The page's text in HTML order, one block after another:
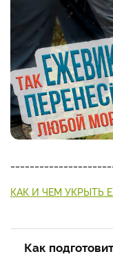
КАК И ЧЕМ УКРЫТЬ
Как